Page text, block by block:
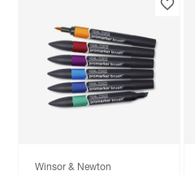
Winsor & Newton